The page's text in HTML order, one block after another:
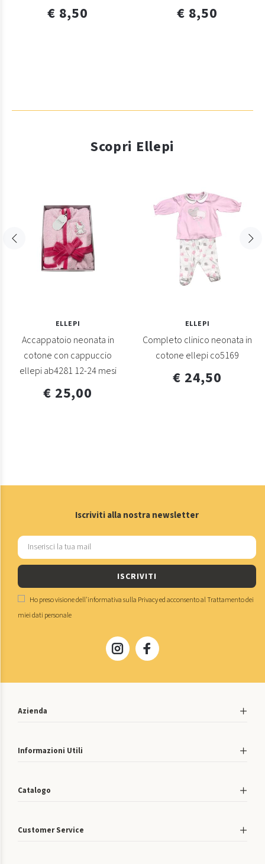
€ 8,50 € 8,50
Scopri Ellepi
ELLEPI
Accappatoio neonata in
cotone con cappuccio
ellepi ab4281 12-24 mesi
€ 25,00
ELLEPI
Completo clinico neonata in
cotone ellepi co5169
€ 24,50
Iscriviti alla nostra newsletter
ISCRIVITI
Ho preso visione dell'informativa sulla Privacyed acconsento alTrattamento dei
miei dati personale
Azienda
Informazioni Utili
Catalogo
Customer Service